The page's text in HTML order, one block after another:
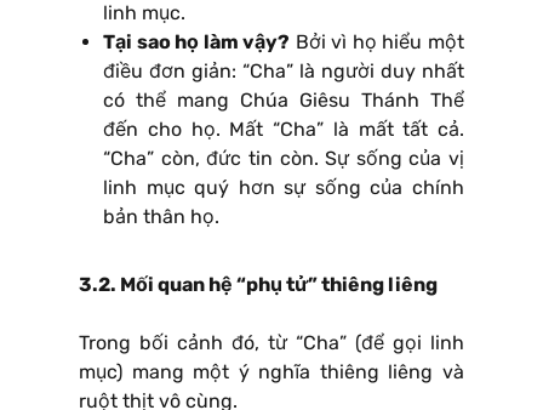
linh mục.
Tại sao họ làm vậy? Bởi vì họ hiểu một
điều đơn giản: “Cha” là người duy nhất
có thể mang Chúa Giêsu Thánh Thể
đến cho họ. Mất “Cha” là mất tất cả.
“Cha” còn, đức tin còn. Sự sống của vị
linh mục quý hơn sự sống của chính
bản thân họ.
3.2. Mối quan hệ “phụ tử” thiêng liêng
Trong bối cảnh đó, từ “Cha” (để gọi linh
mục) mang một ý nghĩa thiêng liêng và
ruột thịt vô cùng.